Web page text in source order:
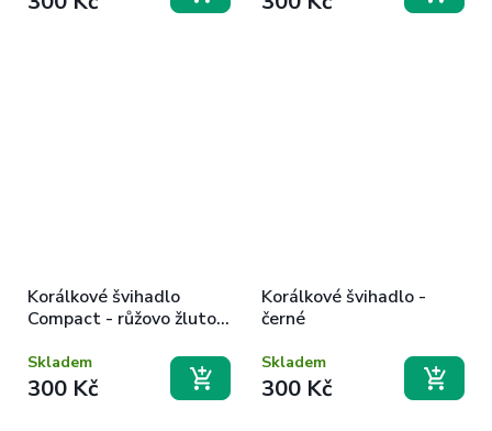
Korálkové švihadlo
Compact - růžovo žluto
300 Kč
Skladem
Korálkové švihadlo -
černé
300 Kč
Skladem